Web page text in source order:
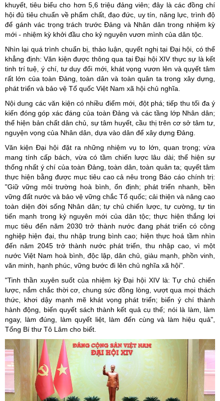
khuyết, tiêu biểu cho hơn 5,6 triệu đảng viên; đây là các đồng chí
hội đủ tiêu chuẩn về phẩm chất, đạo đức, uy tín, năng lực, trình độ
để gánh vác trọng trách trước Đảng và Nhân dân trong nhiệm kỳ
mới - nhiệm kỳ khởi đầu cho kỷ nguyên vươn mình của dân tộc.
Nhìn lại quá trình chuẩn bị, thảo luận, quyết nghị tại Đại hội, có thể
khẳng định: Văn kiện được thông qua tại Đại hội XIV thực sự là kết
tinh trí tuệ, ý chí, tư duy đổi mới, khát vọng vươn lên và quyết tâm
rất lớn của toàn Đảng, toàn dân và toàn quân ta trong xây dựng,
phát triển và bảo vệ Tổ quốc Việt Nam xã hội chủ nghĩa.
Nội dung các văn kiện có nhiều điểm mới, đột phá; tiếp thu tối đa ý
kiến đóng góp xác đáng của toàn Đảng và các tầng lớp Nhân dân;
thể hiện bản chất dân chủ, sự tâm huyết, cầu thị trên cơ sở tâm tư,
nguyện vọng của Nhân dân, dựa vào dân để xây dựng Đảng.
Văn kiện Đại hội đặt ra những nhiệm vụ to lớn, quan trọng; vừa
mang tính cấp bách, vừa có tầm chiến lược lâu dài; thể hiện sự
thống nhất ý chí của toàn Đảng, toàn dân, toàn quân ta; quyết tâm
thực hiện bằng được mục tiêu cao cả nêu trong Báo cáo chính trị:
"Giữ vững môi trường hoà bình, ổn định; phát triển nhanh, bền
vững đất nước và bảo vệ vững chắc Tổ quốc; cải thiện và nâng cao
toàn diện đời sống Nhân dân; tự chủ chiến lược, tự cường, tự tin
tiến mạnh trong kỷ nguyên mới của dân tộc; thực hiện thắng lợi
mục tiêu đến năm 2030 trở thành nước đang phát triển có công
nghiệp hiện đại, thu nhập trung bình cao; hiện thực hoá tầm nhìn
đến năm 2045 trở thành nước phát triển, thu nhập cao, vì một
nước Việt Nam hoà bình, độc lập, dân chủ, giàu mạnh, phồn vinh,
văn minh, hạnh phúc, vững bước đi lên chủ nghĩa xã hội".
"Tinh thần xuyên suốt của nhiệm kỳ Đại hội XIV là: Tự chủ chiến
lược, nắm chắc thời cơ, chung sức đồng lòng, vượt qua mọi thách
thức, khơi dậy mạnh mẽ khát vọng phát triển; biến ý chí thành
hành động, biến quyết sách thành kết quả cụ thể; nói là làm, làm
ngay, làm đúng, làm quyết liệt, làm đến cùng và làm hiệu quả",
Tổng Bí thư Tô Lâm cho biết.